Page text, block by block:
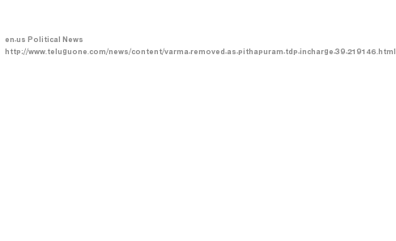
en-usPolitical News
http://www.teluguone.com/news/content/varma-removed-as-pithapuram-tdp-incharge-39-219146.html